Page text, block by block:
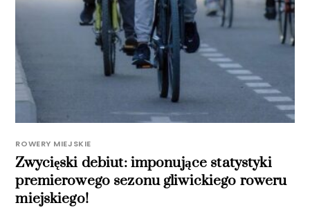
ROWERY MIEJSKIE
Zwycięski debiut: imponujące statystyki
premierowego sezonu gliwickiego roweru
miejskiego!